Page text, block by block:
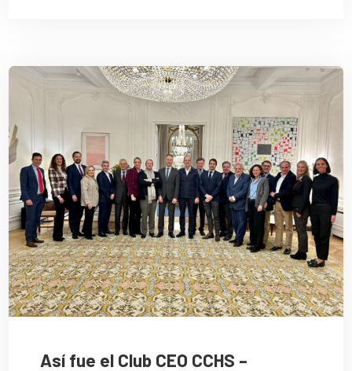
Así fue el Club CEO CCHS –